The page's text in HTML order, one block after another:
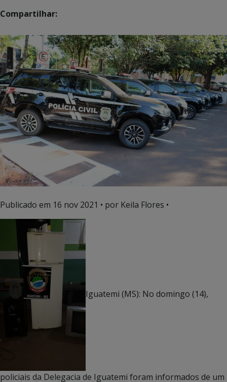
Compartilhar:
Publicado em 16 nov 2021 • por Keila Flores •
Iguatemi (MS): No domingo (14),
policiais da Delegacia de Iguatemi foram informados de um